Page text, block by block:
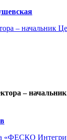
–
–
«ФЕСКО